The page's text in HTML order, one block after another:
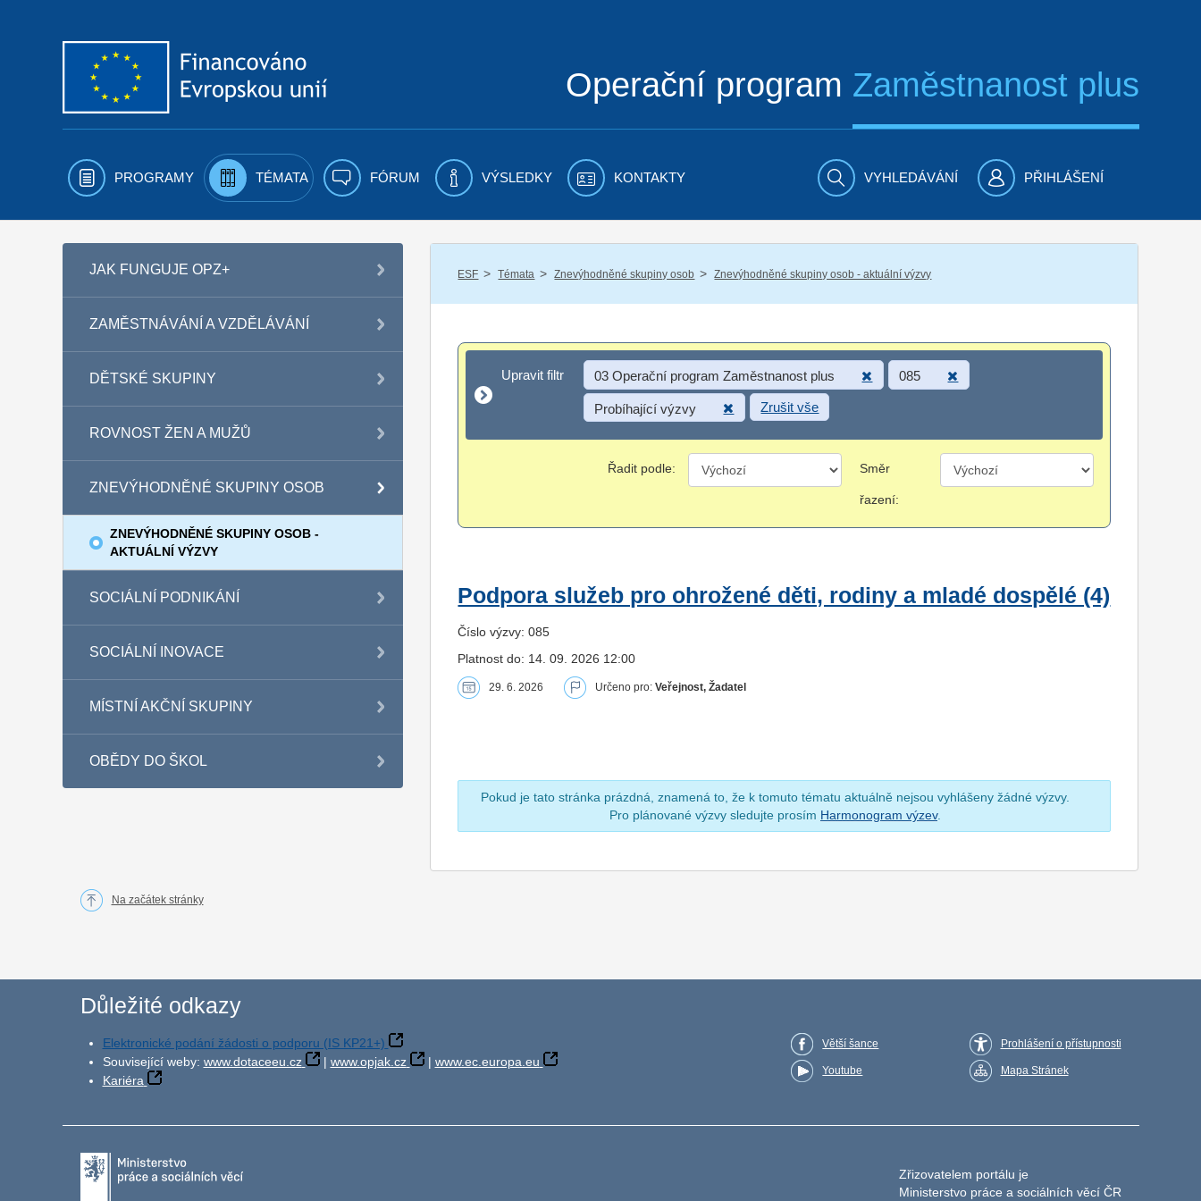
Operační program Zaměstnanost plus
PROGRAMY TÉMATA FÓRUM VÝSLEDKY KONTAKTY VYHLEDÁVÁNÍ PŘIHLÁŠENÍ
JAK FUNGUJE OPZ+
ZAMĚSTNÁVÁNÍ A VZDĚLÁVÁNÍ
DĚTSKÉ SKUPINY
ROVNOST ŽEN A MUŽŮ
ZNEVÝHODNĚNÉ SKUPINY OSOB
ZNEVÝHODNĚNÉ SKUPINY OSOB -
AKTUÁLNÍ VÝZVY
SOCIÁLNÍ PODNIKÁNÍ
SOCIÁLNÍ INOVACE
MÍSTNÍ AKČNÍ SKUPINY
OBĚDY DO ŠKOL
ESF / Témata / Znevýhodněné skupiny osob / Znevýhodněné skupiny osob - aktuální výzvy
Upravit filtr
Upravit filtr 03 Operační program Zaměstnanost plus 085
Probíhající výzvy Zrušit vše
Řadit podle: Směr
řazení:
Podpora služeb pro ohrožené děti, rodiny a mladé dospělé (4)
Číslo výzvy: 085
Platnost do: 14. 09. 2026 12:00
29. 6. 2026 Určeno pro:Veřejnost, Žadatel
Pokud je tato stránka prázdná, znamená to, že k tomuto tématu aktuálně nejsou vyhlášeny žádné výzvy.
Pro plánované výzvy sledujte prosím Harmonogram výzev.
Na začátek stránky
Důležité odkazy
Elektronické podání žádosti o podporu (IS KP21+)
Související weby: www.dotaceeu.cz | www.opjak.cz | www.ec.europa.eu
Kariéra
Větší šance
Youtube
Prohlášení o přístupnosti
Mapa Stránek
Zřizovatelem portálu je
Ministerstvo práce a sociálních věcí ČR